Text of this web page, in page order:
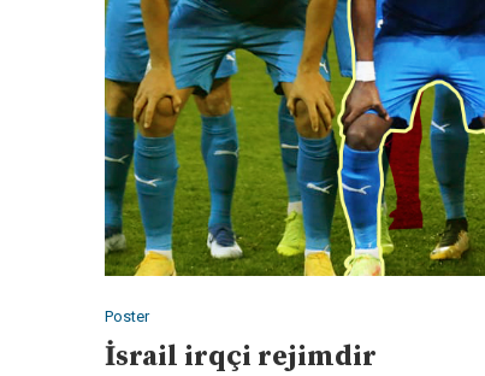
Poster
İsrail irqçi rejimdir